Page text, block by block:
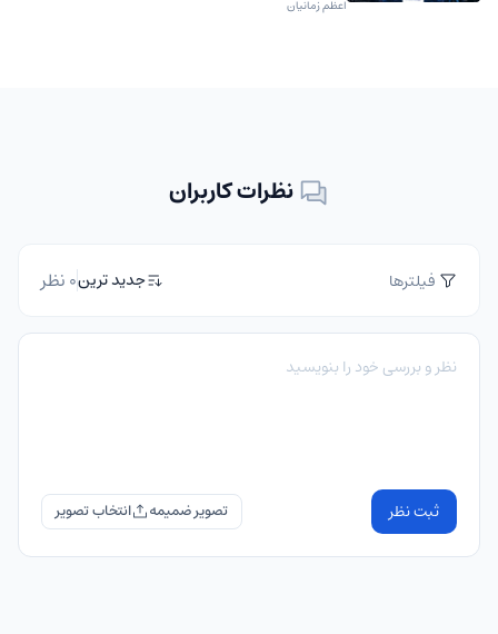
اعظم زمانیان
نظرات کاربران
فیلترها جدید ترین0 نظر
ثبت نظر تصویر ضمیمه